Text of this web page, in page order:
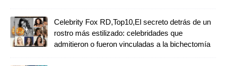
Celebrity Fox RD,Top10,El secreto detrás de un
rostro más estilizado: celebridades que
admitieron o fueron vinculadas a la bichectomía